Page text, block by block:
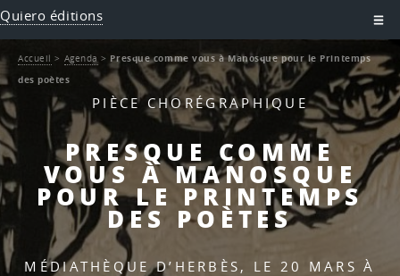
Quiero éditions
PIÈCE CHORÉGRAPHIQUE
PRESQUE COMME
VOUS À MANOSQUE
POUR LE PRINTEMPS
DES POÈTES
MÉDIATHÈQUE D’HERBÈS, LE 20 MARS À
Accueil > Agenda > Presque comme vous à Manosque pour le Printemps
des poètes